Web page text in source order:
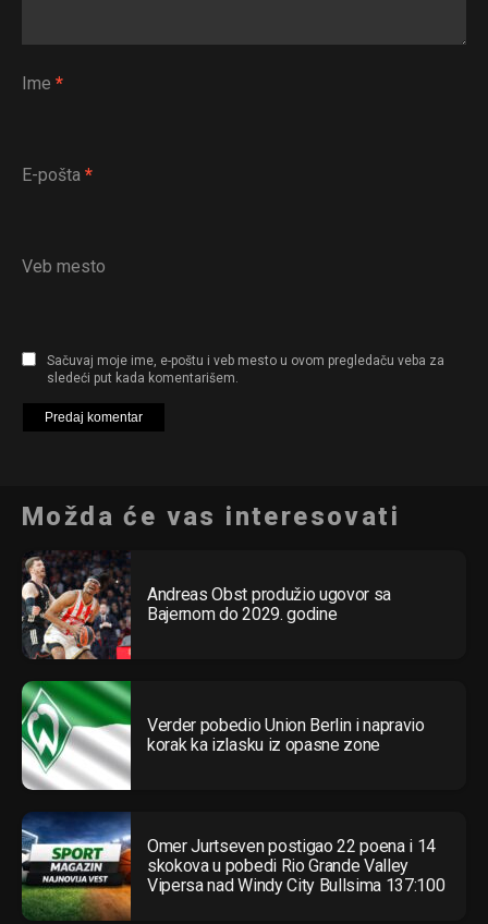
Ime *
E-pošta *
Veb mesto
Sačuvaj moje ime, e-poštu i veb mesto u ovom pregledaču veba za
sledeći put kada komentarišem.
Možda će vas interesovati
Andreas Obst produžio ugovor sa
Bajernom do 2029. godine
Verder pobedio Union Berlin i napravio
korak ka izlasku iz opasne zone
Omer Jurtseven postigao 22 poena i 14
skokova u pobedi Rio Grande Valley
Vipersa nad Windy City Bullsima 137:100